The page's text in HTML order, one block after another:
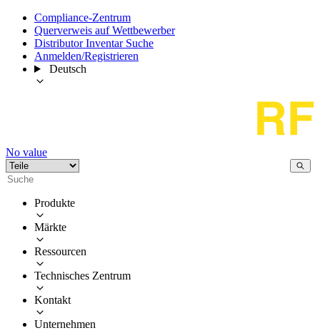
Compliance-Zentrum
Querverweis auf Wettbewerber
Distributor Inventar Suche
Anmelden/Registrieren
Deutsch
No value
Produkte
Märkte
Ressourcen
Technisches Zentrum
Kontakt
Unternehmen